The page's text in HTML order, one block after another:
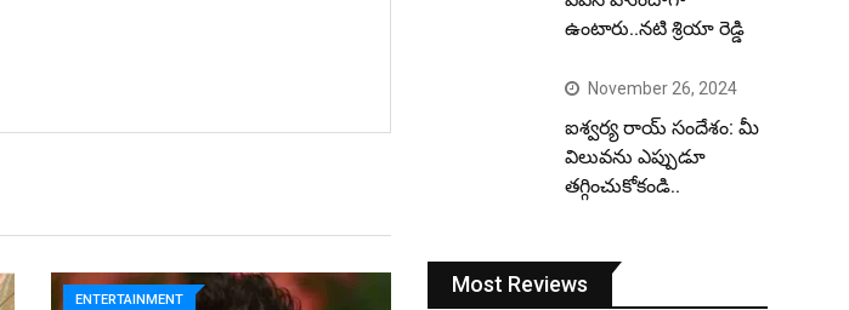
ENTERTAINMENT
ఉంటారు..నటి శ్రియా రెడ్డి
November 26, 2024
ఐశ్వర్య రాయ్ సందేశం: మీ
విలువను ఎప్పుడూ
తగ్గించుకోకండి..
Most Reviews